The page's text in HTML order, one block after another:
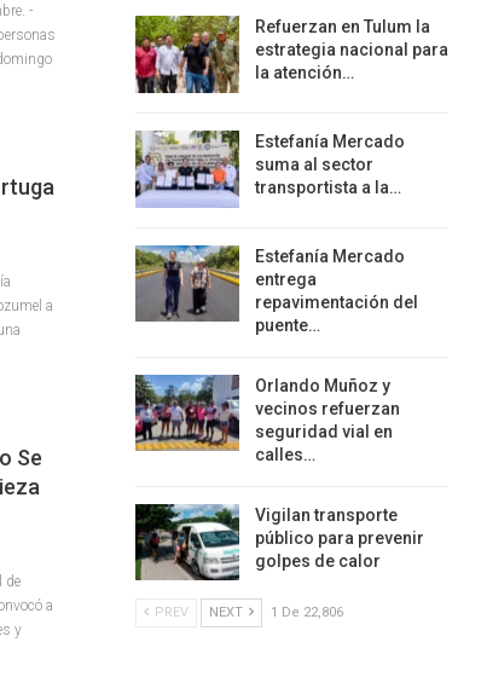
-
a
Se
de
a
y
Refuerzan en Tulum la
estrategia nacional para
la atención…
Estefanía Mercado
suma al sector
transportista a la…
Estefanía Mercado
entrega
repavimentación del
puente…
Orlando Muñoz y
vecinos refuerzan
seguridad vial en
calles…
Vigilan transporte
público para prevenir
golpes de calor
PREV NEXT 1 De 22,806